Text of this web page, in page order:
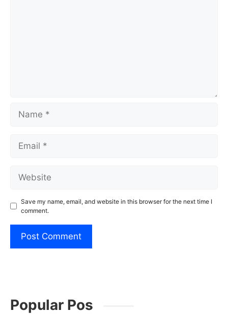
Save my name, email, and website in this browser for the next time I
comment.
Popular Pos